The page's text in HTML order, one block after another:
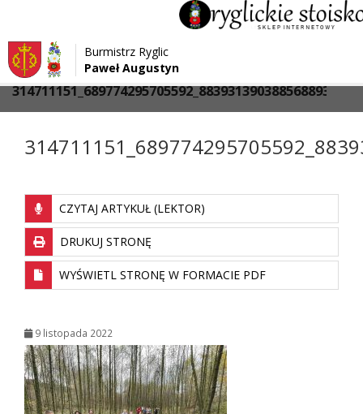
Przejdź do menu
Przejdź do głównej treści strony
Przejdź do stopki strony
Burmistrz Ryglic
Paweł Augustyn
Strona główna > Media >
314711151_689774295705592_8839313903885688934_n
CZYTAJ ARTYKUŁ (LEKTOR)
DRUKUJ STRONĘ
WYŚWIETL STRONĘ W FORMACIE PDF
9 listopada 2022